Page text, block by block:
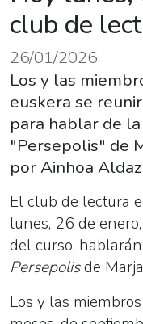
club de
26/01/2026
Los y las
euskera se
para hablar de
"Persepolis" de
por Ainhoa
El club de lectura
lunes, 26 de
del curso;
Persepolisde
Los y las